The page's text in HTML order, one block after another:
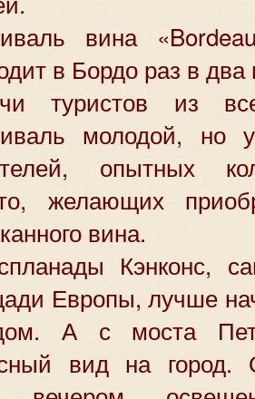
вина
в Бордо раз в два
туристов из
молодой, но
опытных
желающих
вина.
Кэнконс,
Европы, лучше
А с моста
вид на город.